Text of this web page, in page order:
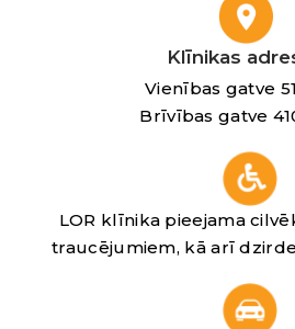
Klīnikas
Vienības gatve
Brīvības gatve
LOR klīnika pieejama
traucējumiem, kā arī